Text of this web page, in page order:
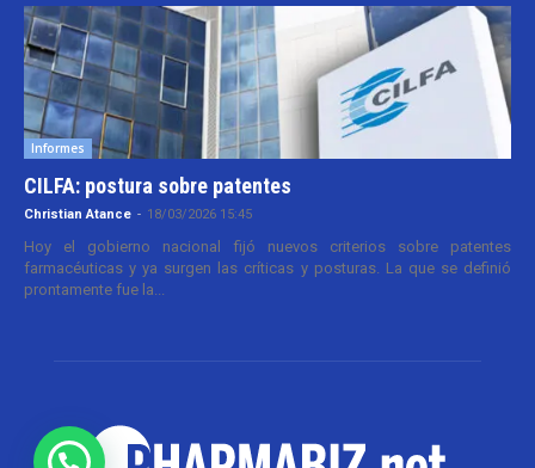
Informes
CILFA: postura sobre patentes
Christian Atance - 18/03/2026 15:45
Hoy el gobierno nacional fijó nuevos criterios sobre patentes
farmacéuticas y ya surgen las críticas y posturas. La que se definió
prontamente fue la...